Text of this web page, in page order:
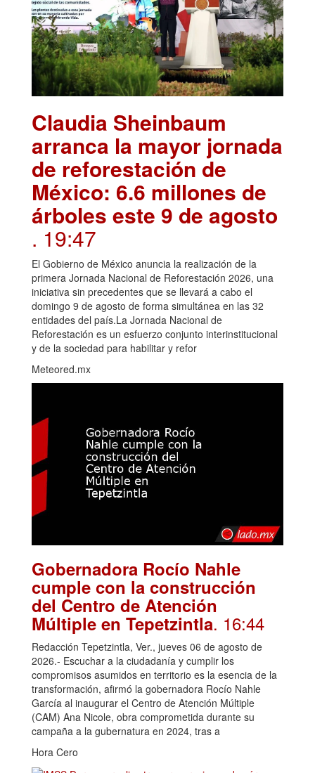
Claudia Sheinbaum
arranca la mayor jornada
de reforestación de
México: 6.6 millones de
árboles este 9 de agosto
. 19:47
El Gobierno de México anuncia la realización de la
primera Jornada Nacional de Reforestación 2026, una
iniciativa sin precedentes que se llevará a cabo el
domingo 9 de agosto de forma simultánea en las 32
entidades del país.La Jornada Nacional de
Reforestación es un esfuerzo conjunto interinstitucional
y de la sociedad para habilitar y refor
Meteored.mx
Gobernadora Rocío Nahle
cumple con la construcción
del Centro de Atención
Múltiple en Tepetzintla. 16:44
Redacción Tepetzintla, Ver., jueves 06 de agosto de
2026.- Escuchar a la ciudadanía y cumplir los
compromisos asumidos en territorio es la esencia de la
transformación, afirmó la gobernadora Rocío Nahle
García al inaugurar el Centro de Atención Múltiple
(CAM) Ana Nicole, obra comprometida durante su
campaña a la gubernatura en 2024, tras a
Hora Cero